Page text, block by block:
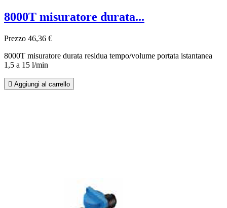
8000T misuratore durata...
Prezzo 46,36 €
8000T misuratore durata residua tempo/volume portata istantanea
1,5 a 15 l/min
 Aggiungi al carrello